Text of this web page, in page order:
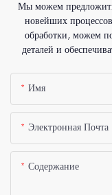
Мы можем
новейших
обработки, можем
деталей и
Имя
Электронная Почта
Содержание